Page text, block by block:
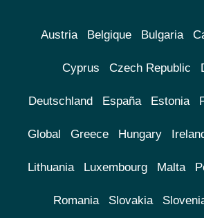
Austria Belgique Bulgaria
Cyprus Czech Republic
Deutschland España Estonia
Global Greece Hungary
Lithuania Luxembourg Malta
Romania Slovakia